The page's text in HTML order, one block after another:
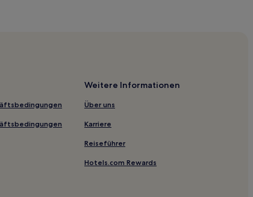
Weitere Informationen
Über uns
Karriere
Reiseführer
Hotels.com Rewards